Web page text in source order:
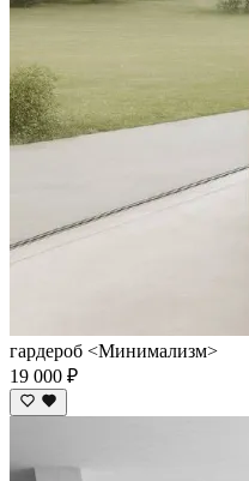
гардероб <Минимализм>
19 000 ₽